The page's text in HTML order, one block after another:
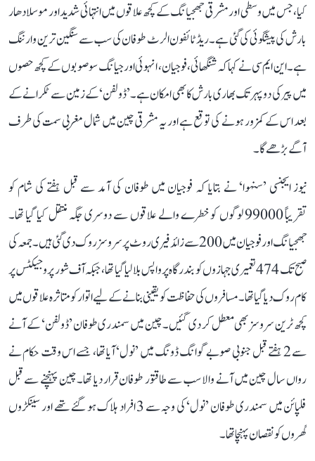
کیا، جس میں وسطی اور مشرقی جھجیانگ کے کچھ علاقوں میں انتہائی شدید اور موسلا دھار
بارش کی پیشگوئی کی گئی ہے۔ ریڈ ٹائفون الرٹ طوفان کی سب سے سنگین ترین وارننگ
ہے۔ این ایم سی نے کہا کہ شنگھائی، فوجیان، انہوئی اور جیانگ سو صوبوں کے کچھ حصوں
میں پیر کی دوپہر تک بھاری بارش کا بھی امکان ہے۔ ’ڈولفن‘ کے زمین سے ٹکرانے کے
بعد اس کے کمزور ہونے کی توقع ہے اور یہ مشرقی چین میں شمال مغربی سمت کی طرف
آگے بڑھے گا۔
نیوز ایجنسی ’سنہوا‘ نے بتایا کہ فوجیان میں طوفان کی آمد سے قبل ہفتے کی شام کو
تقریباً 99000 لوگوں کو خطرے والے علاقوں سے دوسری جگہ منتقل کیا گیا تھا۔
جھجیانگ اور فوجیان میں 200 سے زائد فیری روٹ پر سروسز روک دی گئی ہیں۔ جمعہ کی
صبح تک 474 تعمیری جہازوں کو بندرگاہ پر واپس بلا لیا گیا تھا، جبکہ آف شور پروجیکٹس پر
کام روک دیا گیا تھا۔ مسافروں کی حفاظت کو یقینی بنانے کے لیے اتوار کو متاثرہ علاقوں میں
کچھ ٹرین سروسز بھی معطل کر دی گئیں۔ چین میں سمندری طوفان ’ڈولفن‘ کے آنے
سے 2 ہفتے قبل جنوبی صوبے گوانگ ڈونگ میں ’نول‘ آیا تھا، جسے اس وقت حکام نے
رواں سال چین میں آنے والا سب سے طاقتور طوفان قرار دیا تھا۔ چین پہنچنے سے قبل
فلپائن میں سمندری طوفان ’نول‘ کی وجہ سے 3 افراد ہلاک ہو گئے تھے اور سینکڑوں
گھروں کو نقصان پہنچا تھا۔